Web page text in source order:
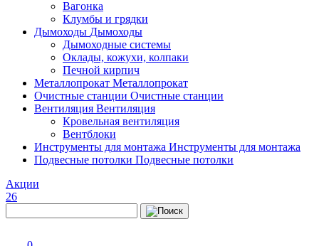
Вагонка
Клумбы и грядки
Дымоходы Дымоходы
Дымоходные системы
Оклады, кожухи, колпаки
Печной кирпич
Металлопрокат Металлопрокат
Очистные станции Очистные станции
Вентиляция Вентиляция
Кровельная вентиляция
Вентблоки
Инструменты для монтажа Инструменты для монтажа
Подвесные потолки Подвесные потолки
Акции
26